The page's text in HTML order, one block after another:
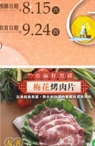
# 信
你可能